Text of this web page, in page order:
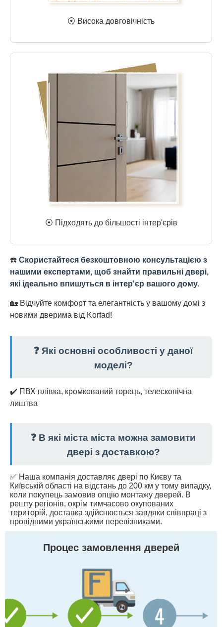
⦿ Висока довговічність
⦿ Підходять до більшості інтер'єрів
☎️ Скористайтеся безкоштовною консультацією з
нашими експертами, щоб знайти правильні двері,
які ідеально впишуться в інтер'єр вашого дому.
🏡 Відчуйте комфорт та елегантність у вашому домі з
новими дверима від Korfad!
❓ Які основні особливості у даної
моделі?
✔️ ПВХ плівка, кромкований торець, телескопічна
лиштва
❓ В які міста міста можна замовити
двері з доставкою?
✅ Наша компанія доставляє двері по Києву та
Київській області на відстань до 200 км у тому випадку,
коли покупець замовив опцію монтажу дверей. В
решту регіонів, окрім тимчасово окупованих
територій, доставка здійснюється завдяки співпраці з
провідними українськими перевізниками.
Процес замовлення дверей